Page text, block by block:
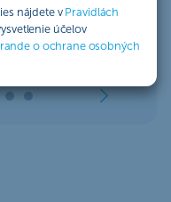
nájdete vPravidlách
účelov
o ochrane osobných